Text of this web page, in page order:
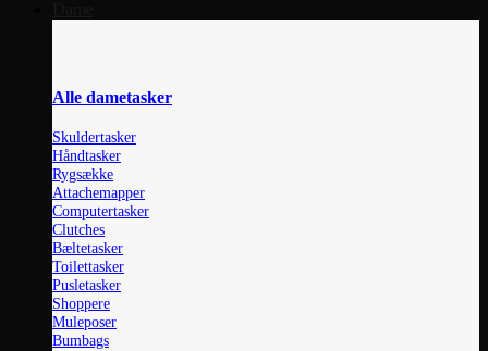
Alle dametasker
Skuldertasker
Håndtasker
Rygsække
Attachemapper
Computertasker
Clutches
Bæltetasker
Toilettasker
Pusletasker
Shoppere
Muleposer
Bumbags